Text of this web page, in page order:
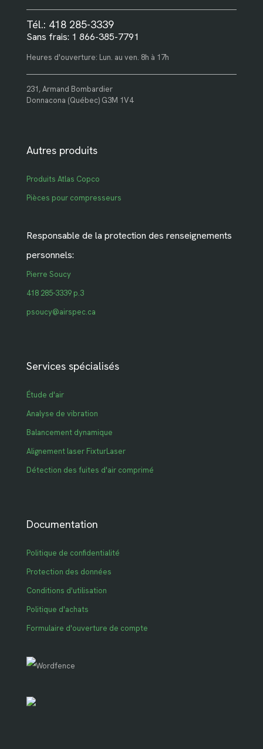
Tél.: 418 285-3339
Sans frais: 1 866-385-7791
Heures d'ouverture: Lun. au ven. 8h à 17h
231, Armand Bombardier
Donnacona (Québec) G3M 1V4
Autres produits
Produits Atlas Copco
Pièces pour compresseurs
Responsable de la protection des renseignements
personnels:
Pierre Soucy
418 285-3339 p.3
psoucy@airspec.ca
Services spécialisés
Étude d'air
Analyse de vibration
Balancement dynamique
Alignement laser FixturLaser
Détection des fuites d'air comprimé
Documentation
Politique de confidentialité
Protection des données
Conditions d'utilisation
Politique d'achats
Formulaire d'ouverture de compte